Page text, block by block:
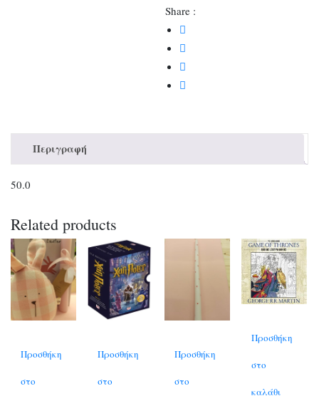
Share :
Περιγραφή
50.0
Related products
Προσθήκη
στο
Προσθήκη
στο
Προσθήκη
στο
Προσθήκη
στο
καλάθι